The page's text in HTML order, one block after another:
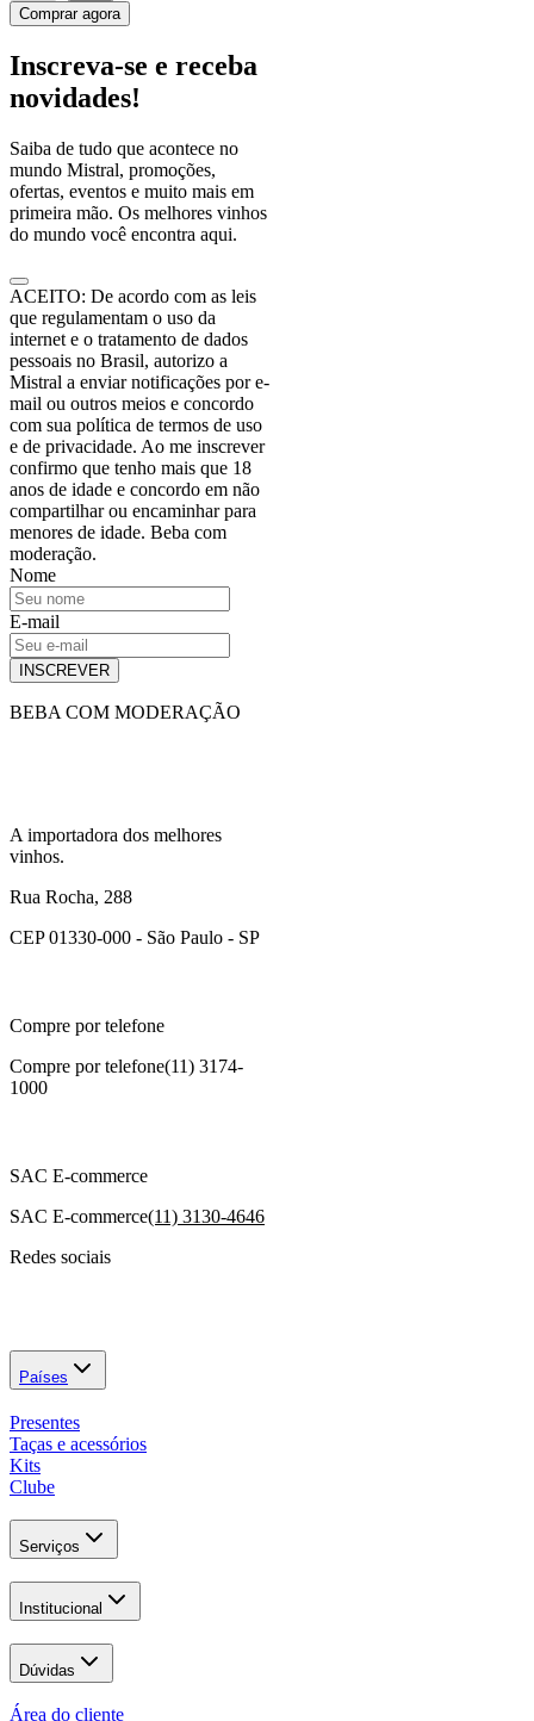
Comprar agora
Inscreva-se e receba
novidades!
Saiba de tudo que acontece no
mundo Mistral, promoções,
ofertas, eventos e muito mais em
primeira mão. Os melhores vinhos
do mundo você encontra aqui.
ACEITO: De acordo com as leis
que regulamentam o uso da
internet e o tratamento de dados
pessoais no Brasil, autorizo a
Mistral a enviar notificações por e-
mail ou outros meios e concordo
com sua política de termos de uso
e de privacidade. Ao me inscrever
confirmo que tenho mais que 18
anos de idade e concordo em não
compartilhar ou encaminhar para
menores de idade. Beba com
moderação.
Nome
E-mail
INSCREVER
BEBA COM MODERAÇÃO
A importadora dos melhores
vinhos.
Rua Rocha, 288
CEP 01330-000 - São Paulo - SP
Compre por telefone
Compre por telefone(11) 3174-
1000
SAC E-commerce
SAC E-commerce(11) 3130-4646
Redes sociais
Países
Presentes
Taças e acessórios
Kits
Clube
Serviços
Institucional
Dúvidas
Área do cliente